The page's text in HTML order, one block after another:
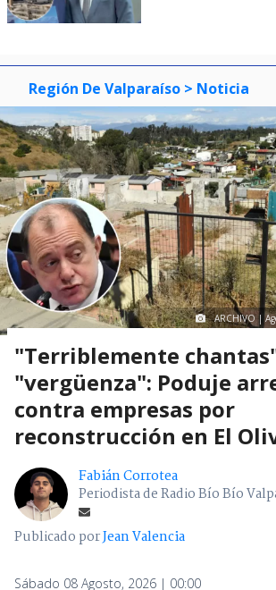
Región De Valparaíso > Noticia
ARCHIVO |
"Terriblemente
"vergüenza": Poduje
contra empresas por
reconstrucción en El
Fabián Corrotea
Periodista de Radio Bío Bío
Publicado porJean Valencia
Sábado 08 Agosto, 2026 | 00:00